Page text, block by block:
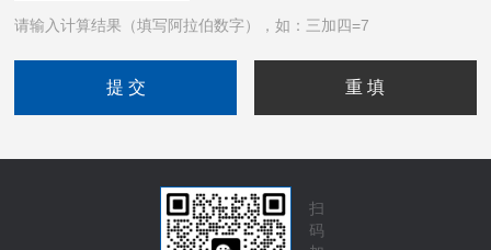
请输入计算结果（填写阿拉伯数字），如：三加四=7
扫
码